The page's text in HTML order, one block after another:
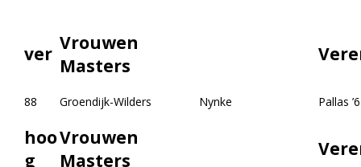
ver Vrouwen
Masters
88 Groendijk-Wilders Nynke Pallas
hoo
g
Vrouwen
Masters